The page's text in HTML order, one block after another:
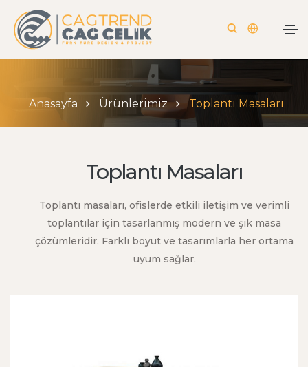
Anasayfa Ürünlerimiz Toplantı Masaları
Toplantı Masaları
Toplantı masaları, ofislerde etkili iletişim ve verimli
toplantılar için tasarlanmış modern ve şık masa
çözümleridir. Farklı boyut ve tasarımlarla her ortama
uyum sağlar.